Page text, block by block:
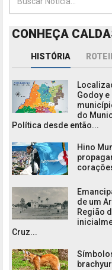
CONHEÇA
HISTÓRIA
Godoy
do
Política desde então...
Hino
de um
Região
Cruz...